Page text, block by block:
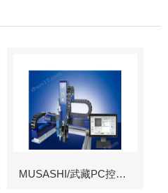
MUSASHI/武藏PC控制图像识别机械臂